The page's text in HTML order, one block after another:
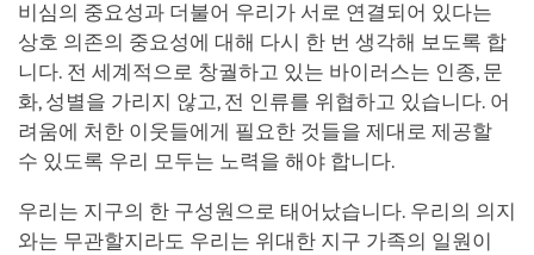
비심의 중요성과 더불어 우리가 서로 연결되어 있다는
상호 의존의 중요성에 대해 다시 한 번 생각해 보도록 합
니다. 전 세계적으로 창궐하고 있는 바이러스는 인종, 문
화, 성별을 가리지 않고, 전 인류를 위협하고 있습니다. 어
려움에 처한 이웃들에게 필요한 것들을 제대로 제공할
수 있도록 우리 모두는 노력을 해야 합니다.
우리는 지구의 한 구성원으로 태어났습니다. 우리의 의지
와는 무관할지라도 우리는 위대한 지구 가족의 일원이